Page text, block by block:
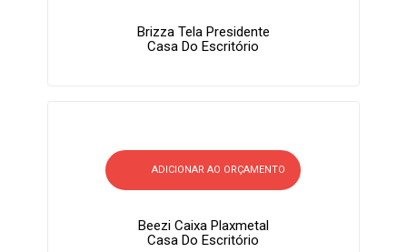
Brizza Tela Presidente
Casa Do Escritório
ADICIONAR AO ORÇAMENTO
Beezi Caixa Plaxmetal
Casa Do Escritório